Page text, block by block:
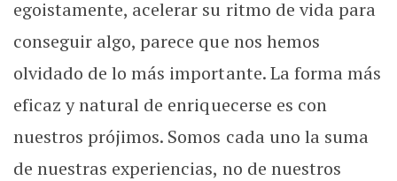
egoistamente, acelerar su ritmo de vida para
conseguir algo, parece que nos hemos
olvidado de lo más importante. La forma más
eficaz y natural de enriquecerse es con
nuestros prójimos. Somos cada uno la suma
de nuestras experiencias, no de nuestros